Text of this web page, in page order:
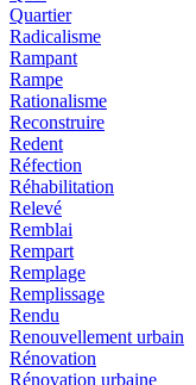
Quartier
Radicalisme
Rampant
Rampe
Rationalisme
Reconstruire
Redent
Réfection
Réhabilitation
Relevé
Remblai
Rempart
Remplage
Remplissage
Rendu
Renouvellement urbain
Rénovation
Rénovation urbaine